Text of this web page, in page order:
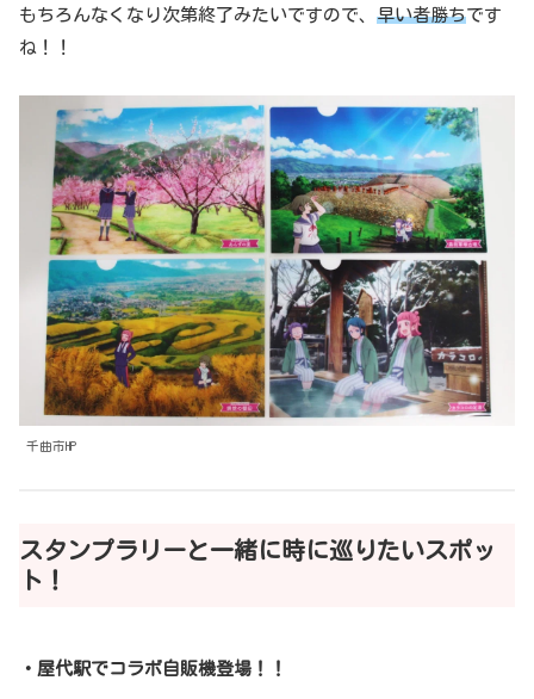
もちろんなくなり次第終了みたいですので、 早い者勝ちです
ね！！
千曲市HP
スタンプラリーと一緒に時に巡りたいスポッ
ト！
・屋代駅でコラボ自販機登場！！